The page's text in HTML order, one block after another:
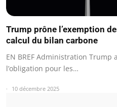
Trump prône l’exemption
calcul du bilan carbone
EN BREF Administration Trump
l’obligation pour les…
10 décembre 2025